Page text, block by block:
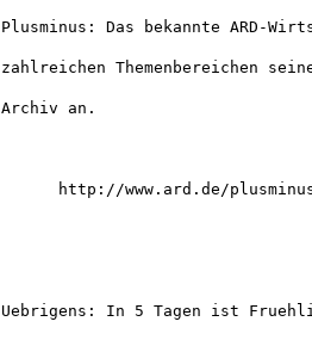
Plusminus: Das bekannte ARD-
zahlreichen Themenbereichen
Archiv an.
http://www.ard.de/
Uebrigens: In 5 Tagen ist